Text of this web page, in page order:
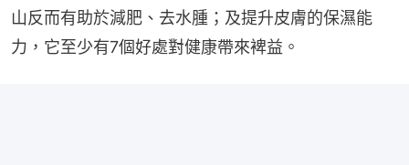
山反而有助於減肥、去水腫；及提升皮膚的保濕能
力，它至少有7個好處對健康帶來裨益。